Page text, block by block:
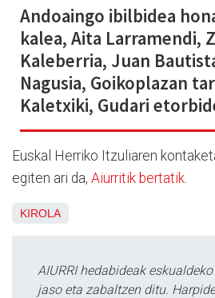
Andoaingo ibilbidea
kalea, Aita Larramendi,
Kaleberria, Juan
Nagusia, Goikoplazan
Kaletxiki, Gudari
Euskal Herriko Itzuliaren
egiten ari da, Aiurritik bertatik.
KIROLA
AIURRI hedabideak
jaso eta zabaltzen ditu.